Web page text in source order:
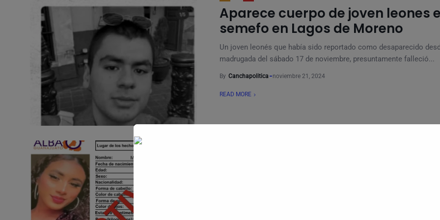
Aparece cuerpo de joven leones
semefo en Lagos de Moreno
Un joven leonés que había sido reportado como desaparecido
madrugada del sábado 17 de noviembre, presuntamente falleció...
By Canchapolitica noviembre 21, 2024
READ MORE